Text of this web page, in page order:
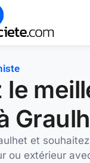
le
et
ou extérieur